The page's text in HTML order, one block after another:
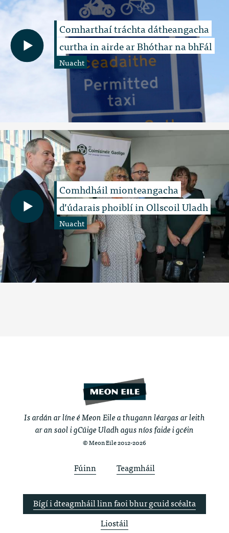
Comharthaí tráchta dátheangacha
curtha in airde ar Bhóthar na bhFál
Nuacht
Comhdháil mionteangacha
d’údarais phoiblí in Ollscoil Uladh
Nuacht
Is ardán ar líne é Meon Eile a thugann léargas ar leith
ar an saol i gCúige Uladh agus níos faide i gcéin
© Meon Eile 2012-2026
Fúinn Teagmháil
Bígí i dteagmháil linn faoi bhur gcuid scéalta
Liostáil